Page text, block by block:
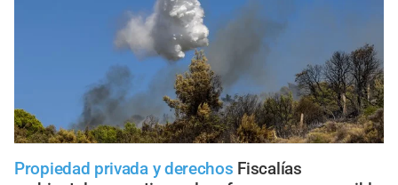
Propiedad privada y derechos Fiscalías